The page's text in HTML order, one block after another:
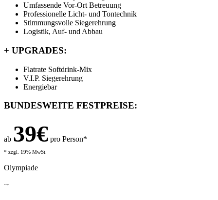
Umfassende Vor-Ort Betreuung
Professionelle Licht- und Tontechnik
Stimmungsvolle Siegerehrung
Logistik, Auf- und Abbau
+ UPGRADES:
Flatrate Softdrink-Mix
V.I.P. Siegerehrung
Energiebar
BUNDESWEITE FESTPREISE:
ab 39€ pro Person*
* zzgl. 19% MwSt.
Olympiade
Anfrage